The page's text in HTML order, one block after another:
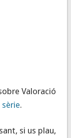
Valoració
.
si us plau,